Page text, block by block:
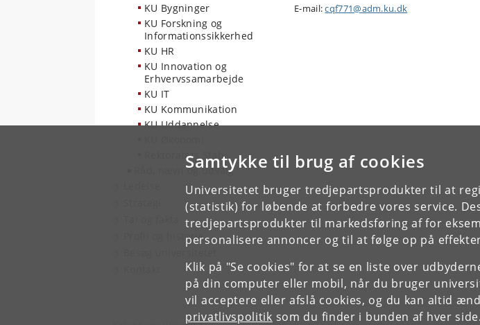
Samtykke til brug af cookies
Universitetet bruger tredjepartsprodukter til at
(statistik) for løbende at forbedre vores service.
tredjepartsprodukter til markedsføring af for
personalisere annoncer og til at følge op på
Klik på "Se cookies" for at se en liste over
på din computer eller mobil, når du bruger
vil acceptere eller afslå cookies, og du kan altid
privatlivspolitik som du finder i bunden af hver side.
KU Bygninger
KU Forskning og
Informationssikkerhed
KU HR
KU Innovation og
Erhvervssamarbejde
KU IT
KU Kommunikation
KU Uddannelse
Rektoratets Stab
Råd, nævn og udvalg
Profil og historie
E-mail:cqf771@adm.ku.dk